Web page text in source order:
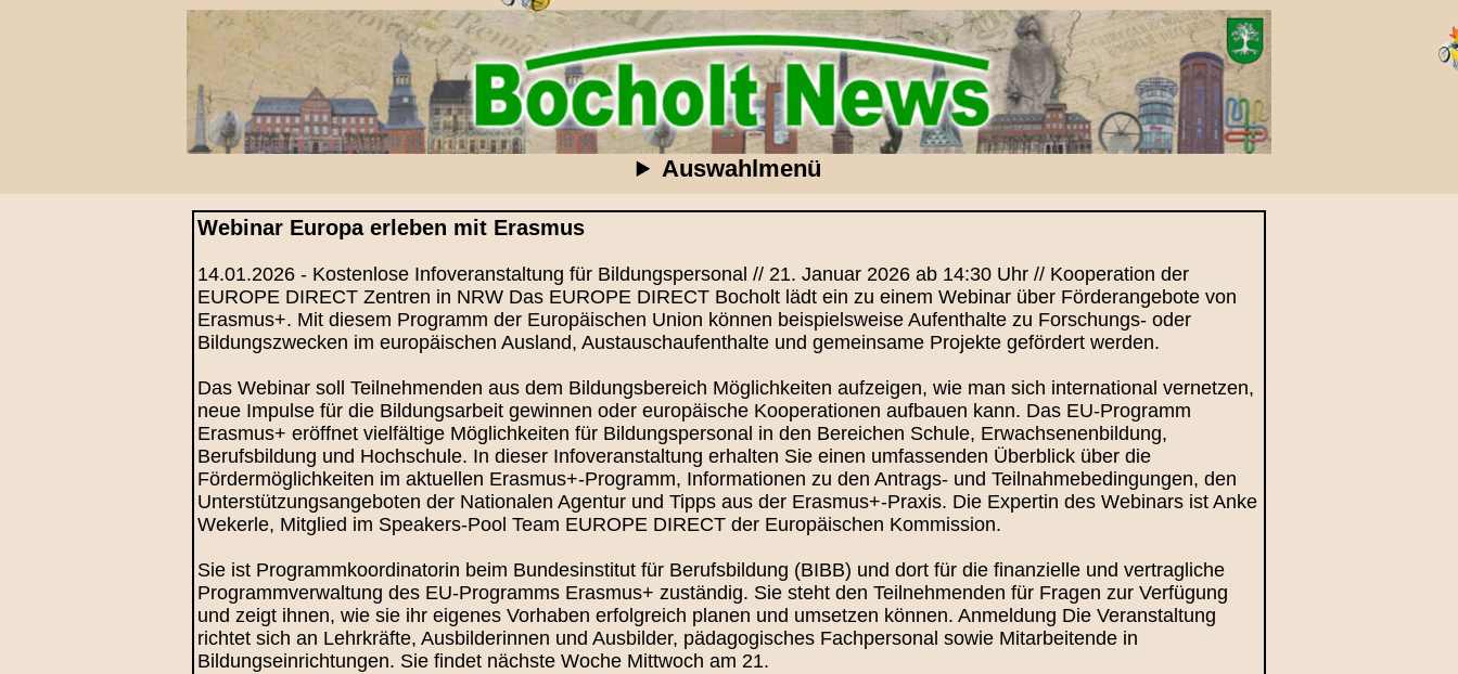
Auswahlmenü
Webinar Europa erleben mit Erasmus
14.01.2026 - Kostenlose Infoveranstaltung für Bildungspersonal // 21. Januar 2026 ab 14:30 Uhr // Kooperation der
EUROPE DIRECT Zentren in NRW Das EUROPE DIRECT Bocholt lädt ein zu einem Webinar über Förderangebote von
Erasmus+. Mit diesem Programm der Europäischen Union können beispielsweise Aufenthalte zu Forschungs- oder
Bildungszwecken im europäischen Ausland, Austauschaufenthalte und gemeinsame Projekte gefördert werden.
Das Webinar soll Teilnehmenden aus dem Bildungsbereich Möglichkeiten aufzeigen, wie man sich international vernetzen,
neue Impulse für die Bildungsarbeit gewinnen oder europäische Kooperationen aufbauen kann. Das EU-Programm
Erasmus+ eröffnet vielfältige Möglichkeiten für Bildungspersonal in den Bereichen Schule, Erwachsenenbildung,
Berufsbildung und Hochschule. In dieser Infoveranstaltung erhalten Sie einen umfassenden Überblick über die
Fördermöglichkeiten im aktuellen Erasmus+-Programm, Informationen zu den Antrags- und Teilnahmebedingungen, den
Unterstützungsangeboten der Nationalen Agentur und Tipps aus der Erasmus+-Praxis. Die Expertin des Webinars ist Anke
Wekerle, Mitglied im Speakers-Pool Team EUROPE DIRECT der Europäischen Kommission.
Sie ist Programmkoordinatorin beim Bundesinstitut für Berufsbildung (BIBB) und dort für die finanzielle und vertragliche
Programmverwaltung des EU-Programms Erasmus+ zuständig. Sie steht den Teilnehmenden für Fragen zur Verfügung
und zeigt ihnen, wie sie ihr eigenes Vorhaben erfolgreich planen und umsetzen können. Anmeldung Die Veranstaltung
richtet sich an Lehrkräfte, Ausbilderinnen und Ausbilder, pädagogisches Fachpersonal sowie Mitarbeitende in
Bildungseinrichtungen. Sie findet nächste Woche Mittwoch am 21.